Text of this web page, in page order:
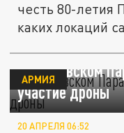
честь 80-летия
каких локаций
В московском
участие дроны
АРМИЯ
20 АПРЕЛЯ 06:52